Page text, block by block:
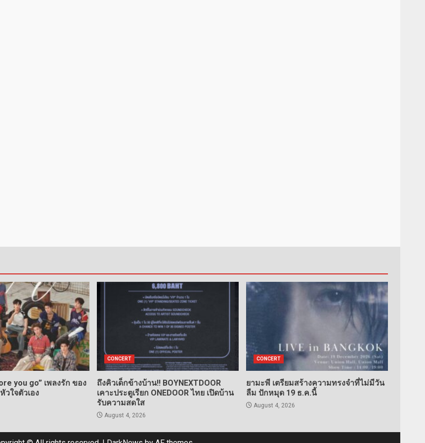
you go” เพลงรัก ของ
วใจตัวเอง
CONCERT
ถึงคิวเด็กข้างบ้าน!! BOYNEXTDOOR
เคาะประตูเรียก ONEDOOR ไทย เปิดบ้าน
รับความสดใส
August 4, 2026
CONCERT
ยามะพี เตรียมสร้างความทรงจำที่ไม่มีวัน
ลืม ปักหมุด 19 ธ.ค.นี้
August 4, 2026